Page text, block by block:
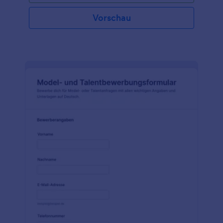
Vorschau